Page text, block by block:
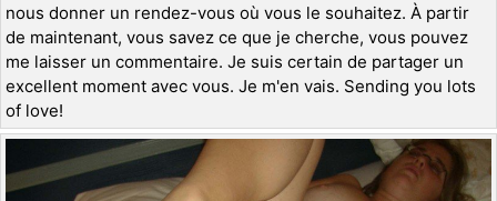
nous donner un rendez-vous où vous le souhaitez. À partir
de maintenant, vous savez ce que je cherche, vous pouvez
me laisser un commentaire. Je suis certain de partager un
excellent moment avec vous. Je m'en vais. Sending you lots
of love!